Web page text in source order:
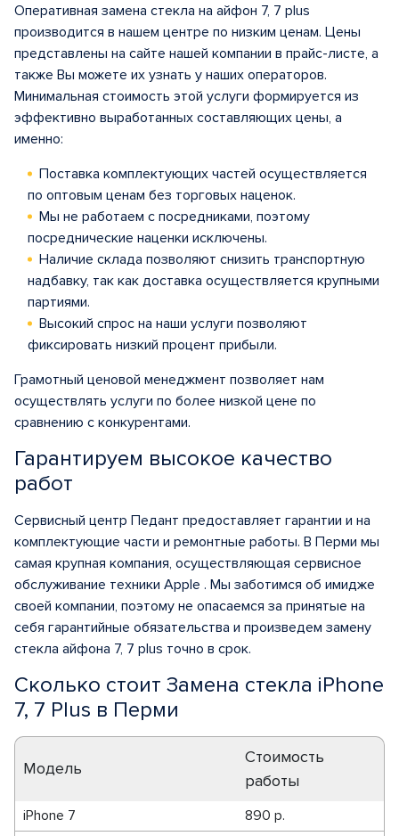
Оперативная замена стекла на айфон 7, 7 plus
производится в нашем центре по низким ценам. Цены
представлены на сайте нашей компании в прайс-листе, а
также Вы можете их узнать у наших операторов.
Минимальная стоимость этой услуги формируется из
эффективно выработанных составляющих цены, а
именно:
Поставка комплектующих частей осуществляется
по оптовым ценам без торговых наценок.
Мы не работаем с посредниками, поэтому
посреднические наценки исключены.
Наличие склада позволяют снизить транспортную
надбавку, так как доставка осуществляется крупными
партиями.
Высокий спрос на наши услуги позволяют
фиксировать низкий процент прибыли.
Грамотный ценовой менеджмент позволяет нам
осуществлять услуги по более низкой цене по
сравнению с конкурентами.
Гарантируем высокое качество
работ
Сервисный центр Педант предоставляет гарантии и на
комплектующие части и ремонтные работы. В Перми мы
самая крупная компания, осуществляющая сервисное
обслуживание техники Apple . Мы заботимся об имидже
своей компании, поэтому не опасаемся за принятые на
себя гарантийные обязательства и произведем замену
стекла айфона 7, 7 plus точно в срок.
Сколько стоит Замена стекла iPhone
7, 7 Plus в Перми
Модель
Стоимость
работы
iPhone 7
890 р.